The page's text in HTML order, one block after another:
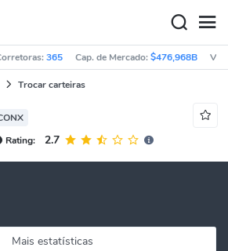
365 Cap. de Mercado:$476,968B Vol
Trocar carteiras
Rating: 2.7
Mais estatísticas